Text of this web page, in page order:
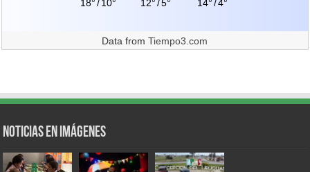
18°/10° 12°/5° 14°/4°
Data fromTiempo3.com
Noticias en Imágenes